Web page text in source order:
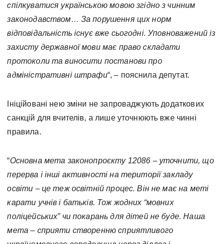
спілкуватися українською мовою згідно з чинним
законодавством… За порушення цих норм
відповідальність існує вже сьогодні. Уповноважений із
захисту державної мови має право складати
протоколи та виносити постанови про
адміністративні штрафи“, – пояснила депутат.
Ініційовані нею зміни не запроваджують додаткових
санкцій для вчителів, а лише уточнюють вже чинні
правила.
“Основна мета законопроєкту 12086 – уточнити, що
перерва і інші активності на території закладу
освіти – це теж освітній процес. Він не має на меті
карати учнів і батьків. Тож жодних “мовних
поліцейських” чи покарань для дітей не буде. Наша
мета – сприяти створенню сприятливого